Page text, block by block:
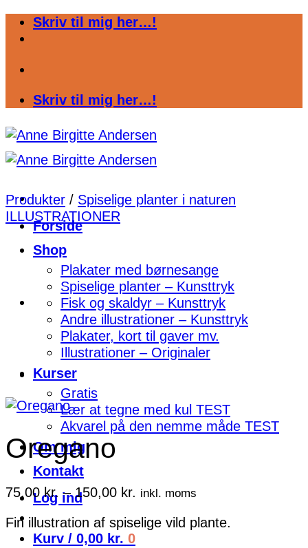
FortsætSkriv til mig her…!
Skriv til mig her…!
Forside
Shop
Plakater med børnesange
Spiselige planter – Kunsttryk
Fisk og skaldyr – Kunsttryk
Andre illustrationer – Kunsttryk
Plakater, kort til gaver mv.
Illustrationer – Originaler
Kurser
Gratis
Lær at tegne med kul TEST
Akvarel på den nemme måde TEST
Om mig
Kontakt
Log ind
Kurv / 0,00 kr. 0
Produkter / Spiselige planter i naturen
ILLUSTRATIONER
Oregano
75,00kr. – 150,00 kr. Prisinterval:
til
inkl. moms
Fin illustration af spiselige vild plante.